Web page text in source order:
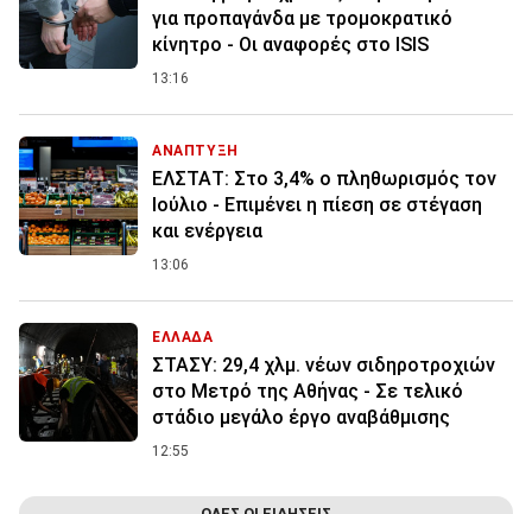
για προπαγάνδα με τρομοκρατικό
κίνητρο - Οι αναφορές στο ISIS
13:16
ΑΝΑΠΤΥΞΗ
ΕΛΣΤΑΤ: Στο 3,4% ο πληθωρισμός τον
Ιούλιο - Επιμένει η πίεση σε στέγαση
και ενέργεια
13:06
ΕΛΛΑΔΑ
ΣΤΑΣΥ: 29,4 χλμ. νέων σιδηροτροχιών
στο Μετρό της Αθήνας - Σε τελικό
στάδιο μεγάλο έργο αναβάθμισης
12:55